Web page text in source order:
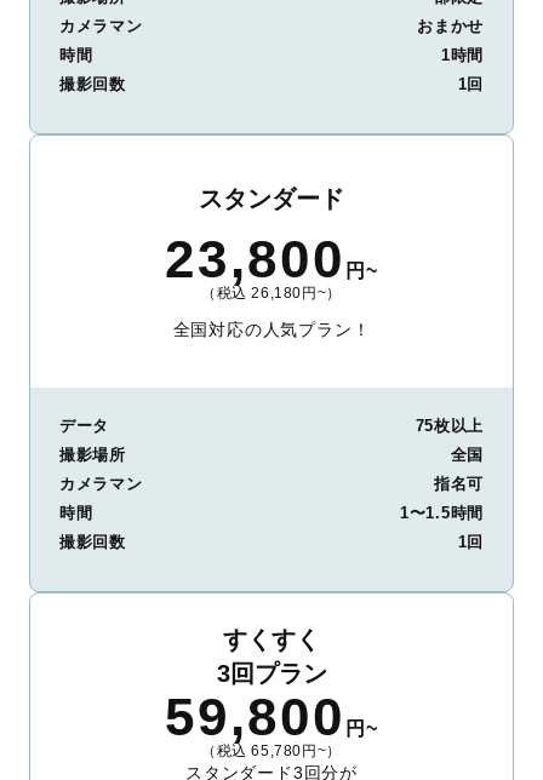
カメラマン
おまかせ
時間
1時間
撮影回数
1回
スタンダード
23,800 円~
（税込 26,180円~）
全国対応の人気プラン！
データ
75枚以上
撮影場所
全国
カメラマン
指名可
時間
1〜1.5時間
撮影回数
1回
すくすく
3回プラン
59,800 円~
（税込 65,780円~）
スタンダード3回分が